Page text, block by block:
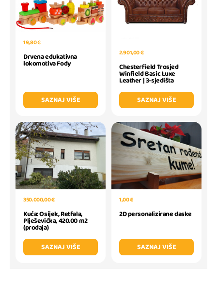
19,80 €
Drvena edukativna
lokomotiva Fody
SAZNAJ VIŠE
2.901,00 €
Chesterfield Trosjed
Winfield Basic Luxe
Leather | 3-sjedišta
SAZNAJ VIŠE
350.000,00 €
Kuća: Osijek, Retfala,
Plješevićka, 420.00 m2
(prodaja)
SAZNAJ VIŠE
1,00 €
2D personalizirane daske
SAZNAJ VIŠE